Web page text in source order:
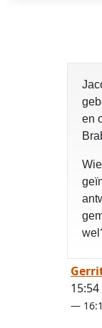
en
15:54
—